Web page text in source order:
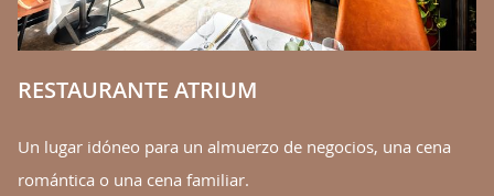
RESTAURANTE ATRIUM
Un lugar idóneo para un almuerzo de negocios, una cena
romántica o una cena familiar.